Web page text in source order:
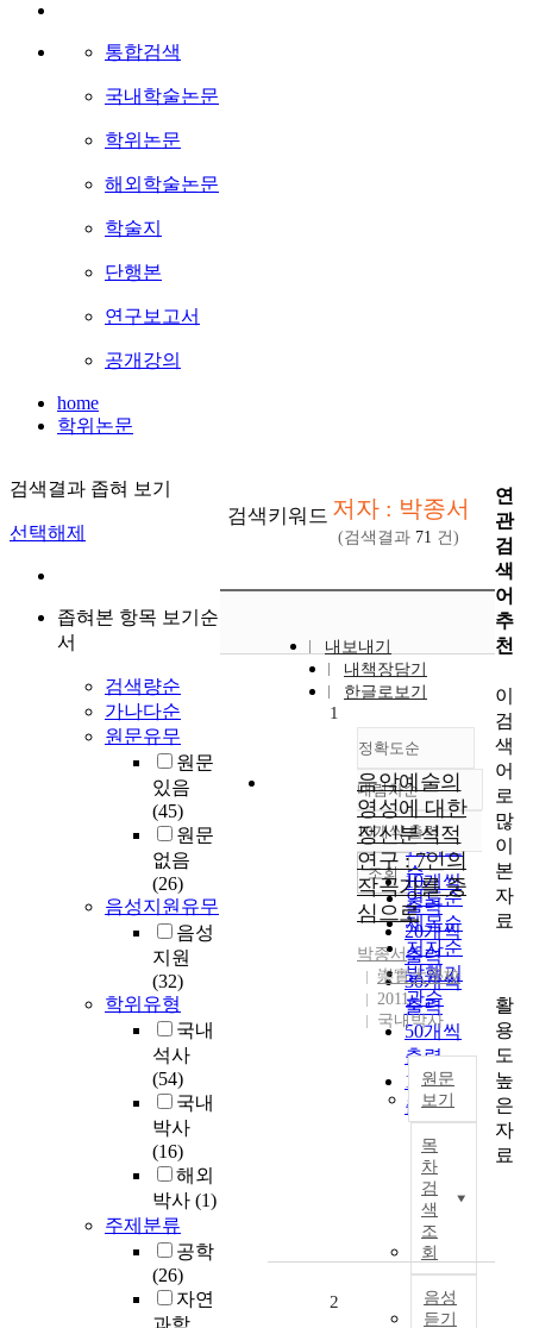
통합검색
국내학술논문
학위논문
해외학술논문
학술지
단행본
연구보고서
공개강의
home
학위논문
검색결과 좁혀 보기
선택해제
좁혀본 항목 보기순
서
검색량순
가나다순
원문유무
원문
있음
(45)
원문
없음
(26)
음성지원유무
음성
지원
(32)
학위유형
국내
석사
(54)
국내
박사
(16)
해외
박사 (1)
주제분류
공학
(26)
자연
검색키워드 저자 : 박종서
(검색결과 71 건)
내보내기
내책장담기
한글로보기
정확도순
정확도
순
인기도
순
연도순
제목순
저자순
발행기
관순
내림차순
내림차순
10개씩 출력
10개씩
출력
20개씩
출력
30개씩
출력
50개씩
출력
100개씩
출력
조회
1
음악예술의
영성에 대한
정신분석적
연구 : 7인의
작곡가를 중
심으로
박종서
崇實大學校
2011
국내박사
원문
보기
목
차
검
색
조
회
음성
듣기
2
연
관
검
색
어
추
천
이
검
색
어
로
많
이
본
자
료
활
용
도
높
은
자
료